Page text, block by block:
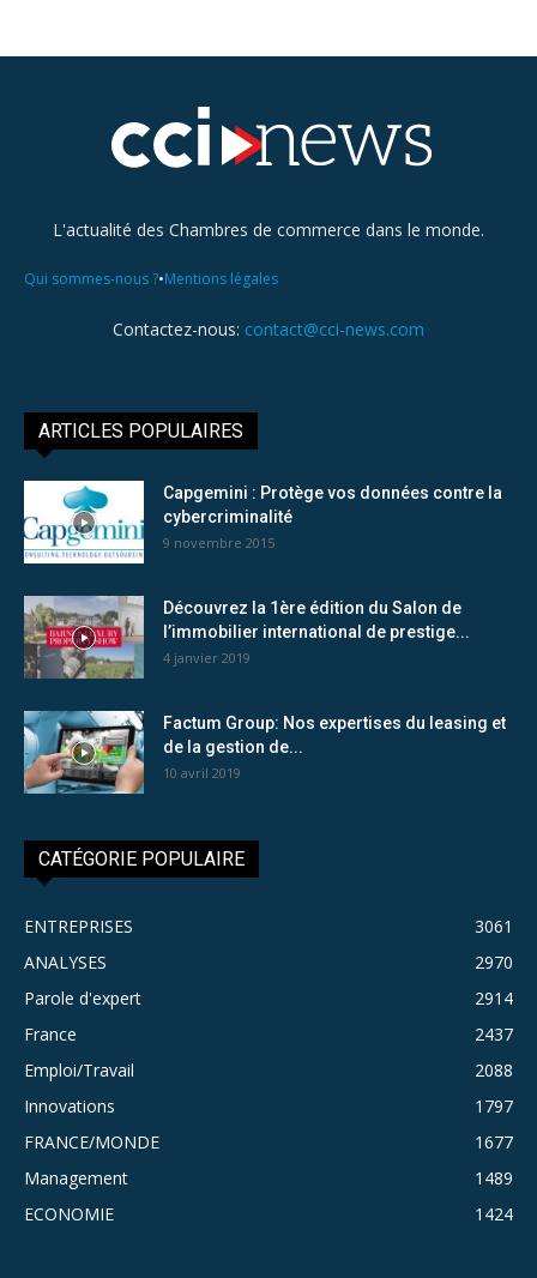
L'actualité des Chambres de commerce dans le monde.
Qui sommes-nous ?•Mentions légales
Contactez-nous: contact@cci-news.com
ARTICLES POPULAIRES
Capgemini : Protège vos données contre la
cybercriminalité
9 novembre 2015
Découvrez la 1ère édition du Salon de
l’immobilier international de prestige...
4 janvier 2019
Factum Group: Nos expertises du leasing et
de la gestion de...
10 avril 2019
CATÉGORIE POPULAIRE
ENTREPRISES
3061
ANALYSES
2970
Parole d'expert
2914
France
2437
Emploi/Travail
2088
Innovations
1797
FRANCE/MONDE
1677
Management
1489
ECONOMIE
1424